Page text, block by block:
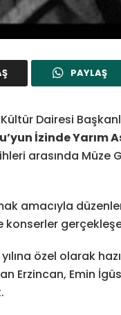
PAYLAŞ
Dairesi
İzinde Yarım
arasında Müze
amacıyla
özel olarak
Erzincan, Emin